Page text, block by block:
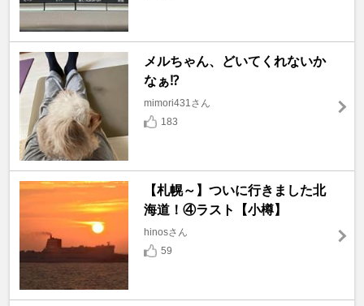
メルちゃん、どいてくれないか
なぁ⁉️
mimori431さん
183
【札幌～】ついに行きました北
海道！④ラスト【小樽】
hinosさん
59